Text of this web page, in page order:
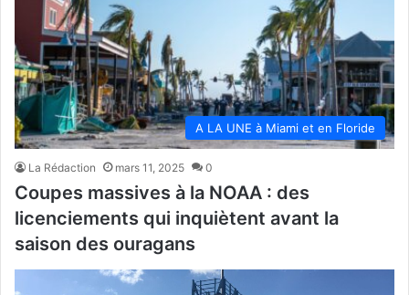
A LA UNE à Miami et en Floride
La Rédaction mars 11, 2025 0
Coupes massives à la NOAA : des
licenciements qui inquiètent avant la
saison des ouragans